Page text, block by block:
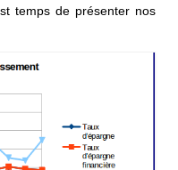
temps de présenter nos